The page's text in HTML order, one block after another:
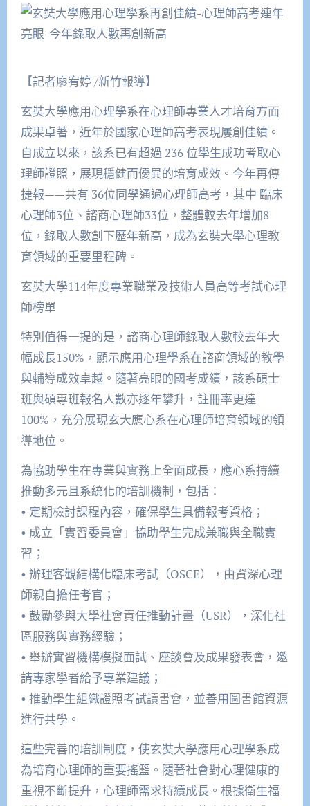
【記者廖宥婷 /新竹報導】
玄奘大學應用心理學系在心理師專業人才培育方面
成果卓著，近年於國家心理師高考表現屢創佳績。
自成立以來，該系已有超過 236 位學生成功考取心
理師證照，展現穩健而優異的培育成效。今年再傳
捷報——共有 36位同學通過心理師高考，其中 臨床
心理師3位、諮商心理師33位，整體較去年增加8
位，錄取人數創下歷年新高，成為玄奘大學心理教
育領域的重要里程碑。
玄奘大學114年度專業職業及技術人員高等考試心理
師榜單
特別值得一提的是，諮商心理師錄取人數較去年大
幅成長150%，顯示應用心理學系在諮商領域的教學
與輔導成效卓越。隨著亮眼的國考成績，該系碩士
班與碩專班報名人數亦逐年攀升，註冊率更達
100%，充分展現玄大應心系在心理師培育領域的領
導地位。
為協助學生在專業與實務上全面成長，應心系持續
推動多元且系統化的培訓機制，包括：
• 定期檢討課程內容，確保學生具備報考資格；
• 成立「實習委員會」協助學生完成兼職與全職實
習；
• 辦理客觀結構化臨床考試（OSCE），由資深心理
師親自擔任考官；
• 鼓勵參與大學社會責任推動計畫（USR），深化社
區服務與實務經驗；
• 舉辦實習機構模擬面試、座談會及成果發表會，邀
請專家學者給予專業建議；
• 推動學生組織證照考試讀書會，並善用圖書館資源
進行共學。
這些完善的培訓制度，使玄奘大學應用心理學系成
為培育心理師的重要搖籃。隨著社會對心理健康的
重視不斷提升，心理師需求持續成長。根據衛生福